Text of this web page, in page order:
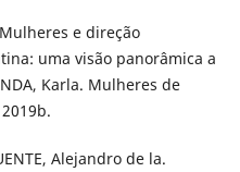
e direção
uma visão panorâmica a
Karla. Mulheres de
Alejandro de la.